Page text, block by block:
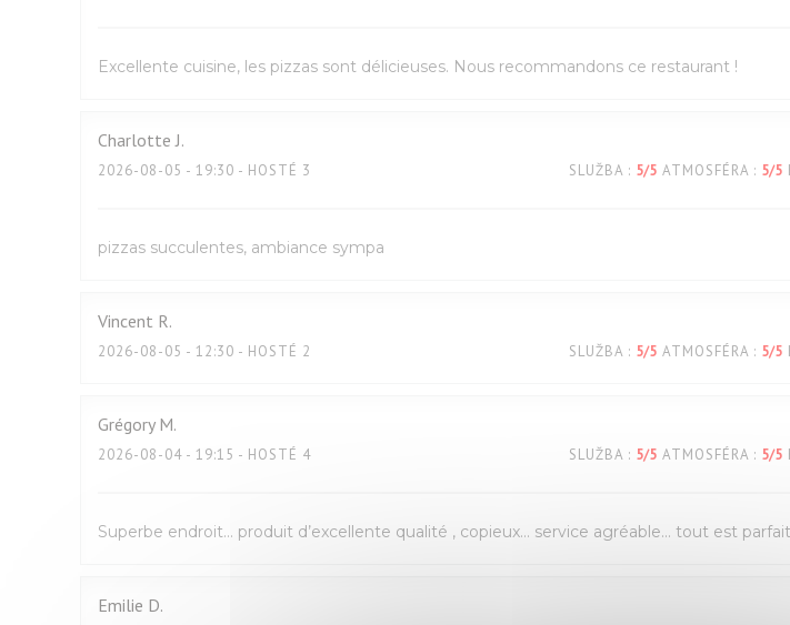
Excellente cuisine, les pizzas sont délicieuses. Nous recommandons ce restaurant !
Charlotte J
2026-08-05 - 19:30 - HOSTÉ 3 SLUŽBA : 5/5 ATMOSFÉRA : 5/5
pizzas succulentes, ambiance sympa
Vincent R
2026-08-05 - 12:30 - HOSTÉ 2 SLUŽBA : 5/5 ATMOSFÉRA : 5/5
Grégory M
2026-08-04 - 19:15 - HOSTÉ 4 SLUŽBA : 5/5 ATMOSFÉRA : 5/5
Superbe endroit… produit d’excellente qualité , copieux… service agréable… tout est
Emilie D